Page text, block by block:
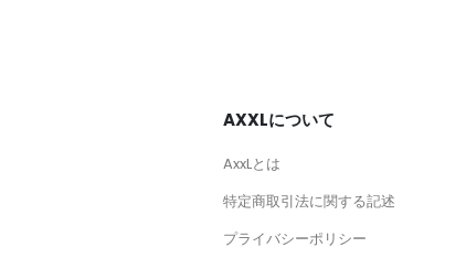
AXXLについて
AxxLとは
特定商取引法に関する記述
プライバシーポリシー